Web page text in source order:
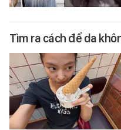
Tìm ra cách để da